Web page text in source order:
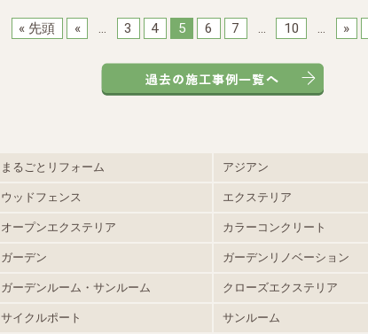
« 先頭 « ... 3 4 5 6 7 ... 10 ... »
まるごとリフォーム アジアン
ウッドフェンス エクステリア
オープンエクステリア カラーコンクリート
ガーデン ガーデンリノベーション
ガーデンルーム・サンルーム クローズエクステリア
サイクルポート サンルーム